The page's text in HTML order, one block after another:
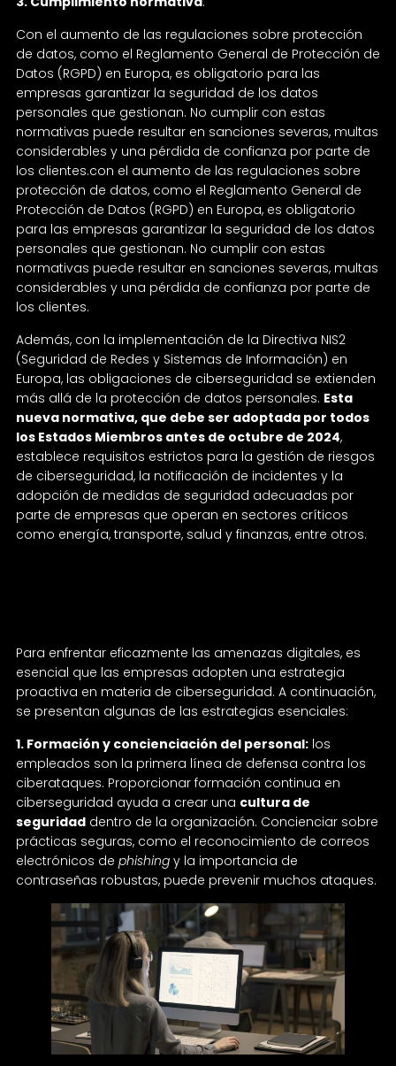
Con el aumento de las regulaciones sobre protección
de datos, como el Reglamento General de Protección de
Datos (RGPD) en Europa, es obligatorio para las
empresas garantizar la seguridad de los datos
personales que gestionan. No cumplir con estas
normativas puede resultar en sanciones severas, multas
considerables y una pérdida de confianza por parte de
los clientes.con el aumento de las regulaciones sobre
protección de datos, como el Reglamento General de
Protección de Datos (RGPD) en Europa, es obligatorio
para las empresas garantizar la seguridad de los datos
personales que gestionan. No cumplir con estas
normativas puede resultar en sanciones severas, multas
considerables y una pérdida de confianza por parte de
los clientes.
Además, con la implementación de la Directiva NIS2
(Seguridad de Redes y Sistemas de Información) en
Europa, las obligaciones de ciberseguridad se extienden
más allá de la protección de datos personales. Esta
nueva normativa, que debe ser adoptada por todos
los Estados Miembros antes de octubre de 2024,
establece requisitos estrictos para la gestión de riesgos
de ciberseguridad, la notificación de incidentes y la
adopción de medidas de seguridad adecuadas por
parte de empresas que operan en sectores críticos
como energía, transporte, salud y finanzas, entre otros.
Para enfrentar eficazmente las amenazas digitales, es
esencial que las empresas adopten una estrategia
proactiva en materia de ciberseguridad. A continuación,
se presentan algunas de las estrategias esenciales:
1. Formación y concienciación del personal: los
empleados son la primera línea de defensa contra los
ciberataques. Proporcionar formación continua en
ciberseguridad ayuda a crear una cultura de
seguridad dentro de la organización. Concienciar sobre
prácticas seguras, como el reconocimiento de correos
electrónicos de phishing y la importancia de
contraseñas robustas, puede prevenir muchos ataques.